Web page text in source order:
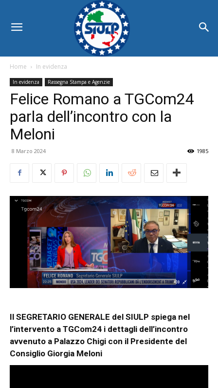
Home In evidenza
In evidenza Rassegna Stampa e Agenzie
Felice Romano a TGCom24
parla dell’incontro con la
Meloni
8 Marzo 2024 1985
Il SEGRETARIO GENERALE del SIULP spiega nel
l’intervento a TGCom24 i dettagli dell’incontro
avvenuto a Palazzo Chigi con il Presidente del
Consiglio Giorgia Meloni